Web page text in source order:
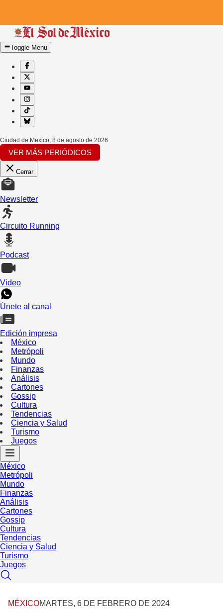
Toggle Menu
Ciudad de Mexico, 8 de agosto de 2026
VER MÁS PERIÓDICOS
Cerrar
Newsletter
Circuito Running
Podcast
Video
Únete al canal
Edición impresa
México
Metrópoli
Mundo
Finanzas
Análisis
Cartones
Gossip
Cultura
Tendencias
Ciencia y Salud
Turismo
Juegos
México
Metrópoli
Mundo
Finanzas
Análisis
Cartones
Gossip
Cultura
Tendencias
Ciencia y Salud
Turismo
Juegos
MÉXICOMARTES, 6 DE FEBRERO DE 2024